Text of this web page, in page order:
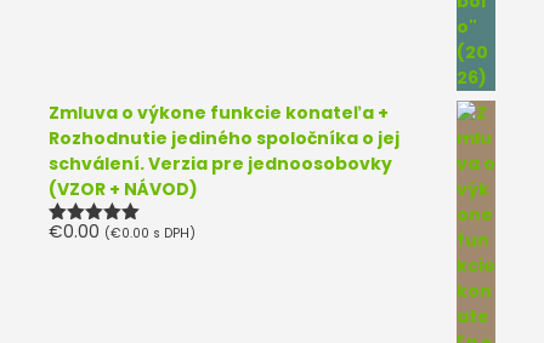
Zmluva o výkone funkcie konateľa +
Rozhodnutie jediného spoločníka o jej
schválení. Verzia pre jednoosobovky
(VZOR + NÁVOD)
Hodnotenie
€0.00 (€0.00 s DPH)